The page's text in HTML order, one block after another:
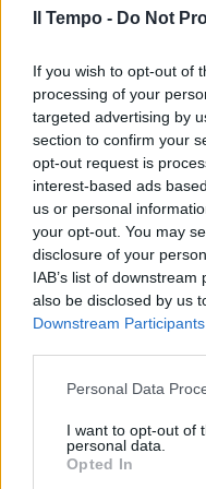
Il Tempo - Do Not
If you wish to opt-out of
processing of your
targeted advertising by
section to confirm your
opt-out request is
interest-based ads
us or personal
your opt-out. You may
disclosure of your
IAB’s list of
also be disclosed by us
Downstream Participants
Personal Data
I want to opt-out of
personal data.
Opted In